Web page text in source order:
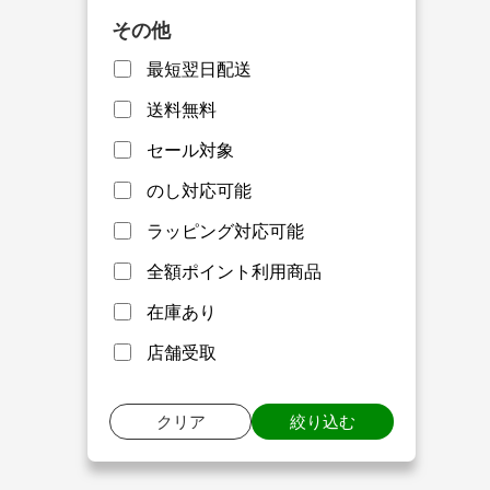
その他
最短翌日配送
送料無料
セール対象
のし対応可能
ラッピング対応可能
全額ポイント利用商品
在庫あり
店舗受取
クリア 絞り込む